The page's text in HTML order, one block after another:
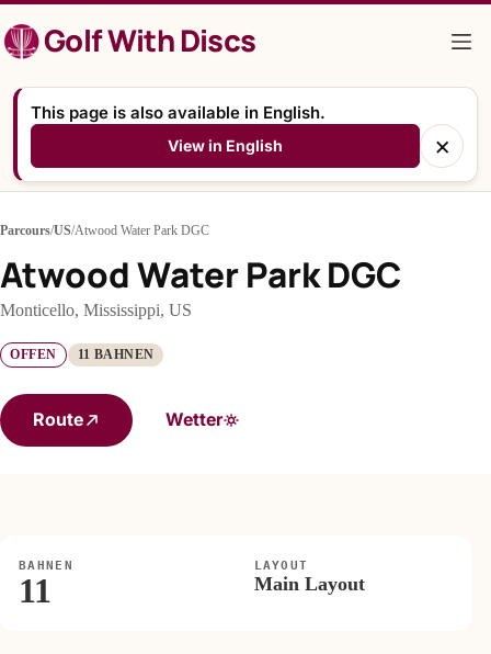
Inhalt
springenGolf With Discs
This page is also available in English.
View in English ×
Parcours/US/Atwood Water Park DGC
Atwood Water Park DGC
Monticello, Mississippi, US
OFFEN 11 BAHNEN
Route Wetter
BAHNEN
11
LAYOUT
Main Layout